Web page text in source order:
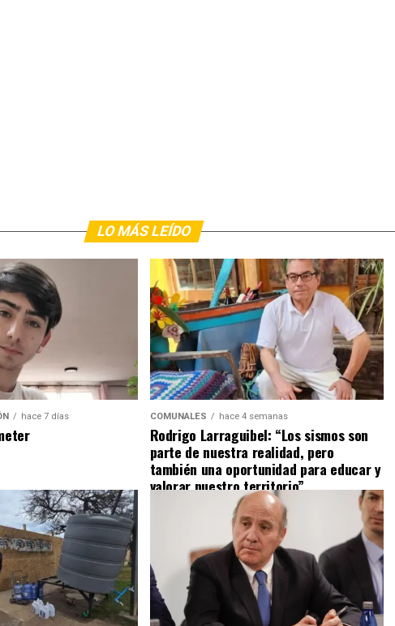
LO MÁS LEÍDO
hace 7 días COMUNALES hace 4 semanas
Rodrigo Larraguibel: “Los sismos son
parte de nuestra realidad, pero
también una oportunidad para educar y
valorar nuestro territorio”